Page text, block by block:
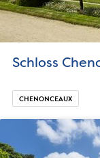
Schloss
CHENONCEAUX